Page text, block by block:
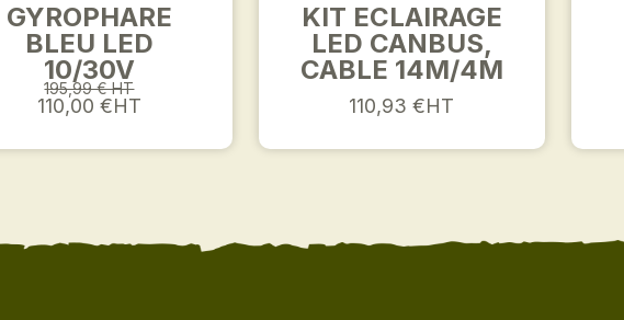
GYROPHARE
BLEU LED
10/30V
195,99 € HT
110,00 €HT
KIT ECLAIRAGE
LED CANBUS,
CABLE 14M/4M
110,93 €HT